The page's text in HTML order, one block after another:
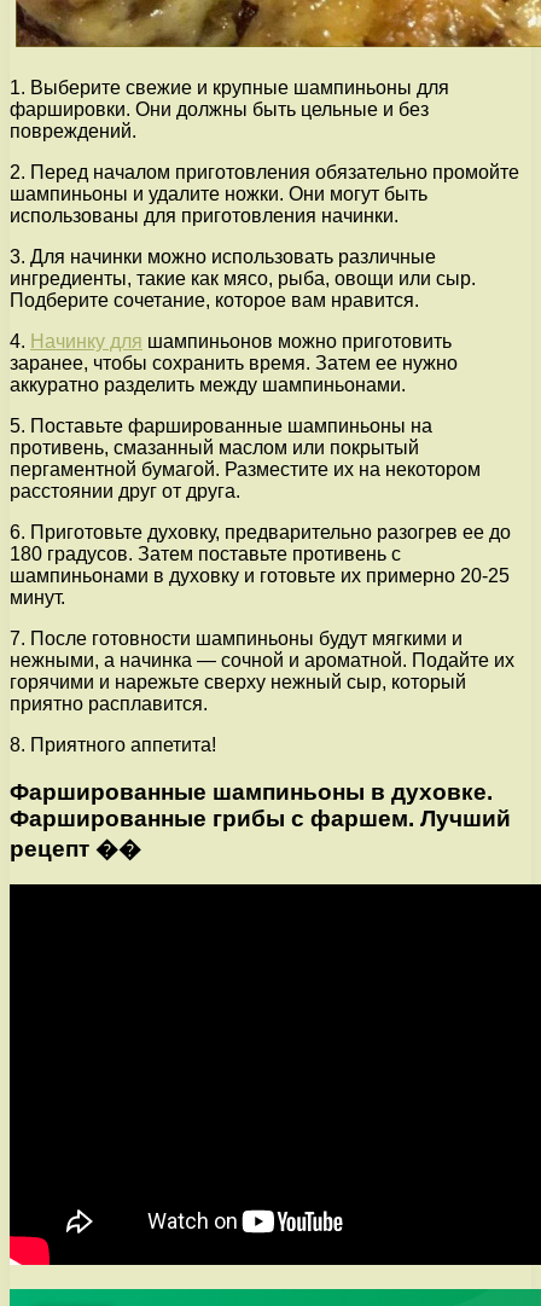
1. Выберите свежие и крупные шампиньоны для
фаршировки. Они должны быть цельные и без
повреждений.
2. Перед началом приготовления обязательно промойте
шампиньоны и удалите ножки. Они могут быть
использованы для приготовления начинки.
3. Для начинки можно использовать различные
ингредиенты, такие как мясо, рыба, овощи или сыр.
Подберите сочетание, которое вам нравится.
4. Начинку для шампиньонов можно приготовить
заранее, чтобы сохранить время. Затем ее нужно
аккуратно разделить между шампиньонами.
5. Поставьте фаршированные шампиньоны на
противень, смазанный маслом или покрытый
пергаментной бумагой. Разместите их на некотором
расстоянии друг от друга.
6. Приготовьте духовку, предварительно разогрев ее до
180 градусов. Затем поставьте противень с
шампиньонами в духовку и готовьте их примерно 20-25
минут.
7. После готовности шампиньоны будут мягкими и
нежными, а начинка — сочной и ароматной. Подайте их
горячими и нарежьте сверху нежный сыр, который
приятно расплавится.
8. Приятного аппетита!
Фаршированные шампиньоны в духовке.
Фаршированные грибы с фаршем. Лучший
рецепт ��